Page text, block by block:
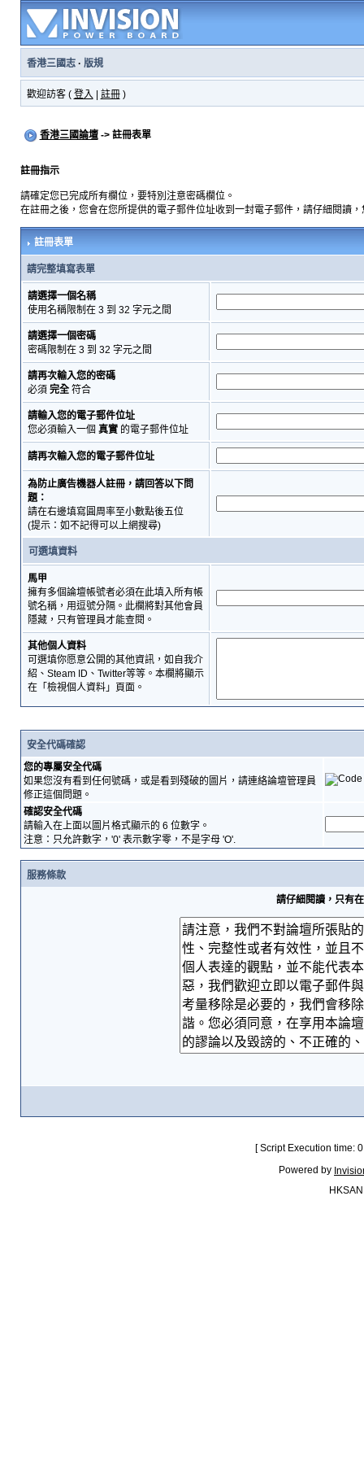
香港三國志· 版規
歡迎訪客 ( 登入 註冊)
香港三國論壇-> 註冊表單
註冊指示
請確定您已完成所有欄位，要特別注意密碼欄位。
在註冊之後，您會在您所提供的電子郵件位址收到一封電子郵件，請仔細閱讀
註冊表單
請完整填寫表單
請選擇一個名稱
使用名稱限制在 3 到 32 字元之間
請選擇一個密碼
密碼限制在 3 到 32 字元之間
請再次輸入您的密碼
必須 完全符合
請輸入您的電子郵件位址
您必須輸入一個 真實的電子郵件位址
請再次輸入您的電子郵件位址
為防止廣告機器人註冊，請回答以下問
題：
請在右邊填寫圓周率至小數點後五位
(提示：如不記得可以上網搜尋)
可選填資料
馬甲
擁有多個論壇帳號者必須在此填入所有帳
號名稱，用逗號分隔。此欄將對其他會員
隱藏，只有管理員才能查閱。
其他個人資料
可選填你愿意公開的其他資訊，如自我介
紹、Steam ID、Twitter等等。本欄將顯示
在「檢視個人資料」頁面。
安全代碼確認
您的專屬安全代碼
如果您沒有看到任何號碼，或是看到殘破的圖片，請連絡論壇管理員
修正這個問題。
確認安全代碼
請輸入在上面以圖片格式顯示的 6 位數字。
注意：只允許數字，'0' 表示數字零，不是字母 'O'.
服務條款
請仔細閱讀，只有
[ Script Execution time:
Powered by